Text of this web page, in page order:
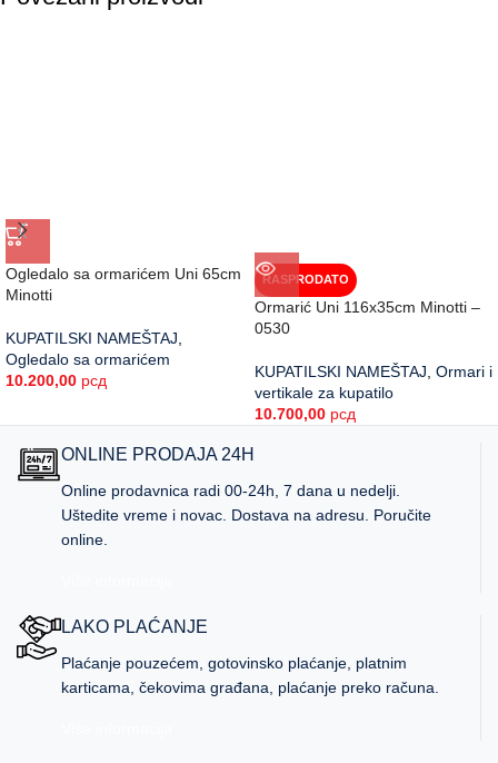
Ogledalo sa ormarićem Uni 65cm
Minotti
KUPATILSKI NAMEŠTAJ
Ogledalo sa ormarićem
10.200,00 рсд
RASPRODATO
Ormarić Uni 116x35cm Minotti –
0530
KUPATILSKI NAMEŠTAJ Ormari i
vertikale za kupatilo
10.700,00 рсд
ONLINE PRODAJA 24H
Online prodavnica radi 00-24h, 7 dana u nedelji.
Uštedite vreme i novac. Dostava na adresu. Poručite
online.
LAKO PLAĆANJE
Plaćanje pouzećem, gotovinsko plaćanje, platnim
karticama, čekovima građana, plaćanje preko računa.